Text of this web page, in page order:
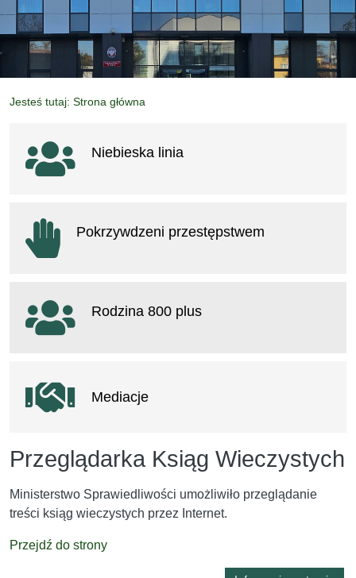
Jesteś tutaj: Strona główna
Przeglądarka Ksiąg Wieczystych
Ministerstwo Sprawiedliwości umożliwiło przeglądanie
treści ksiąg wieczystych przez Internet.
Przejdź do strony
Ważne linki
Niebieska linia
Pokrzywdzeni przestępstwem
Rodzina 800 plus
Mediacje